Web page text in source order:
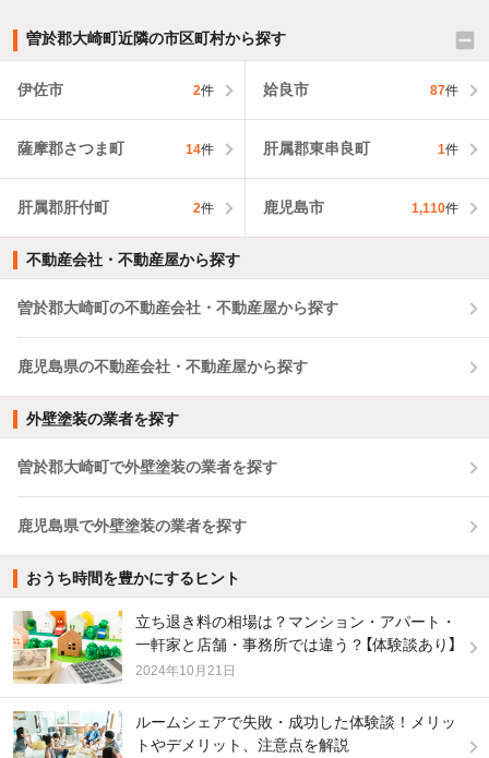
曽於郡大崎町近隣の市区町村から探す
伊佐市 2件 姶良市 87件
薩摩郡さつま町 14件 肝属郡東串良町 1件
肝属郡肝付町 2件 鹿児島市 1,110件
不動産会社・不動産屋から探す
曽於郡大崎町の不動産会社・不動産屋から探す
鹿児島県の不動産会社・不動産屋から探す
外壁塗装の業者を探す
曽於郡大崎町で外壁塗装の業者を探す
鹿児島県で外壁塗装の業者を探す
おうち時間を豊かにするヒント
立ち退き料の相場は？マンション・アパート・
一軒家と店舗・事務所では違う？【体験談あり】
2024年10月21日
ルームシェアで失敗・成功した体験談！メリッ
トやデメリット、注意点を解説